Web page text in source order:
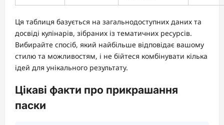
Ця таблиця базується на загальнодоступних даних та
досвіді кулінарів, зібраних із тематичних ресурсів.
Вибирайте спосіб, який найбільше відповідає вашому
стилю та можливостям, і не бійтеся комбінувати кілька
ідей для унікального результату.
Цікаві факти про прикрашання
паски